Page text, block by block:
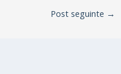
Post seguinte →